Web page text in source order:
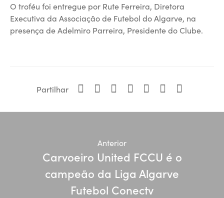
O troféu foi entregue por Rute Ferreira, Diretora
Executiva da Associação de Futebol do Algarve, na
presença de Adelmiro Parreira, Presidente do Clube.
Partilhar
Anterior
Carvoeiro United FCCU é o
campeão da Liga Algarve
Futebol Conectv